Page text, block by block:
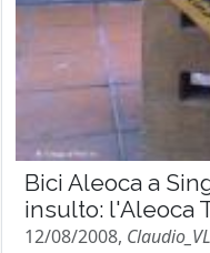
Bici Aleoca a
insulto: l'Aleoca
12/08/2008, Claudio_VL